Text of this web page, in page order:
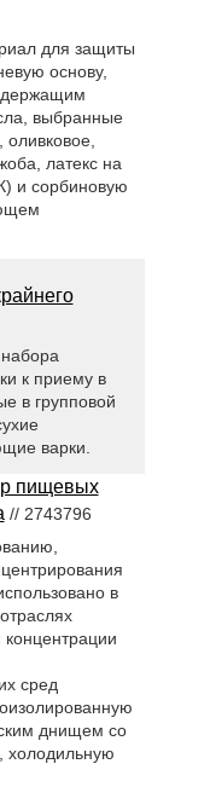
для защиты
основу,
выбранные
латекс на
и сорбиновую
к приему в
в групповой
варки.
пищевых
// 2743796
в
сред
днищем со
холодильную